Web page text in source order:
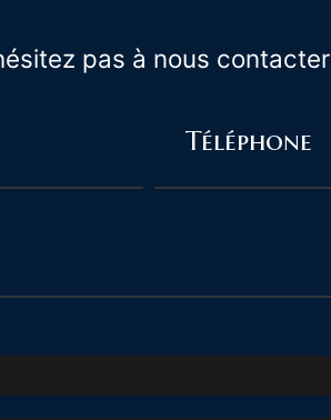
pas à nous contacter